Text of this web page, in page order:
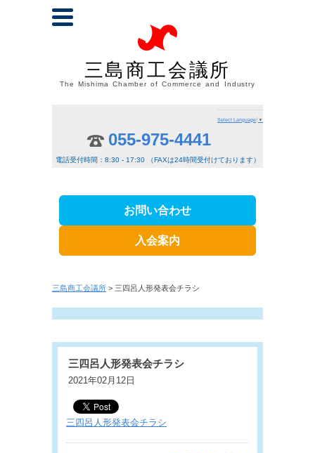
三島商工会議所
The Mishima Chamber of Commerce and Industry
Select Language ▼
055-975-4441
電話受付時間：8:30 - 17:30 （FAXは24時間受付けております）
お問い合わせ
入会案内
三島商工会議所 > 三四呂人形発表会チラシ
三四呂人形発表会チラシ
2021年02月12日
三四呂人形発表会チラシ